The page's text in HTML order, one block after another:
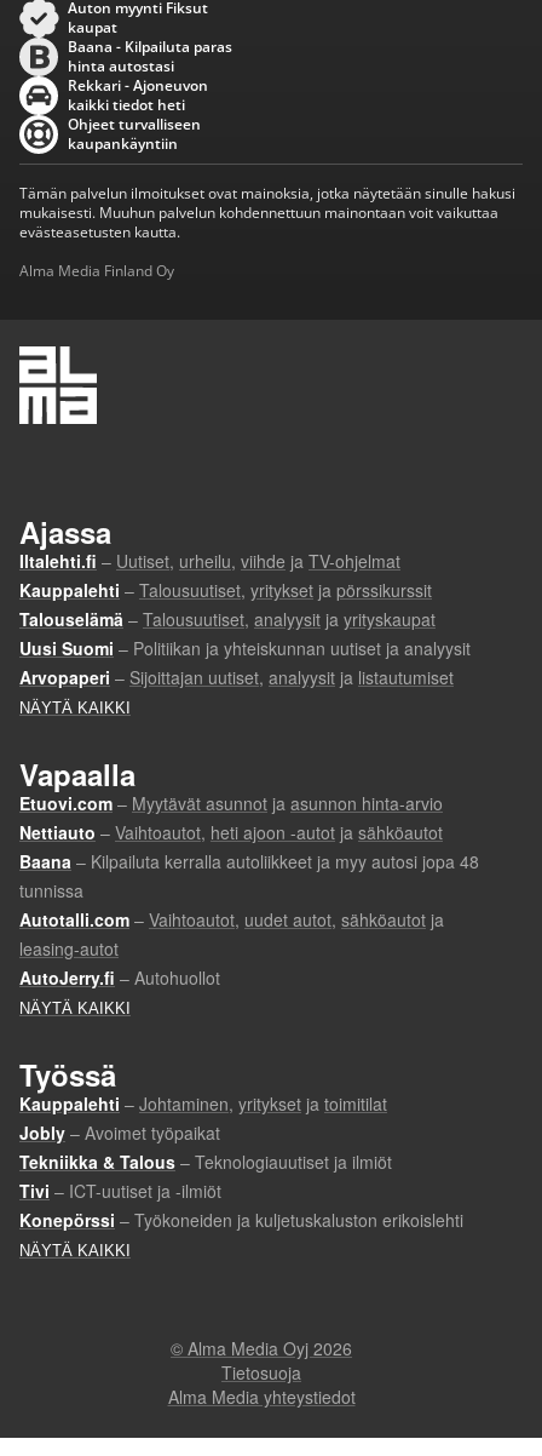
Auton myynti Fiksut
kaupat
Baana - Kilpailuta paras
hinta autostasi
Rekkari - Ajoneuvon
kaikki tiedot heti
Ohjeet turvalliseen
kaupankäyntiin
Tämän palvelun ilmoitukset ovat mainoksia, jotka näytetään sinulle hakusi
mukaisesti. Muuhun palvelun kohdennettuun mainontaan voit vaikuttaa
evästeasetusten kautta.
Alma Media Finland Oy